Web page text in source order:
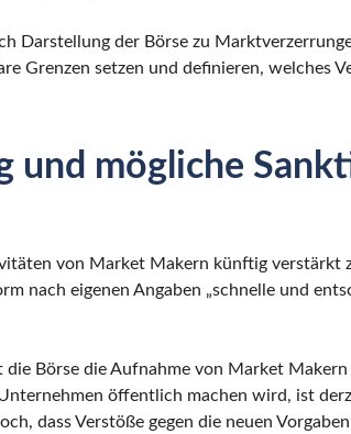
Darstellung der Börse zu
Grenzen setzen und definieren, welches
und mögliche
von Market Makern künftig verstärkt
nach eigenen Angaben „schnelle und
Börse die Aufnahme von Market
öffentlich machen wird, ist
dass Verstöße gegen die neuen